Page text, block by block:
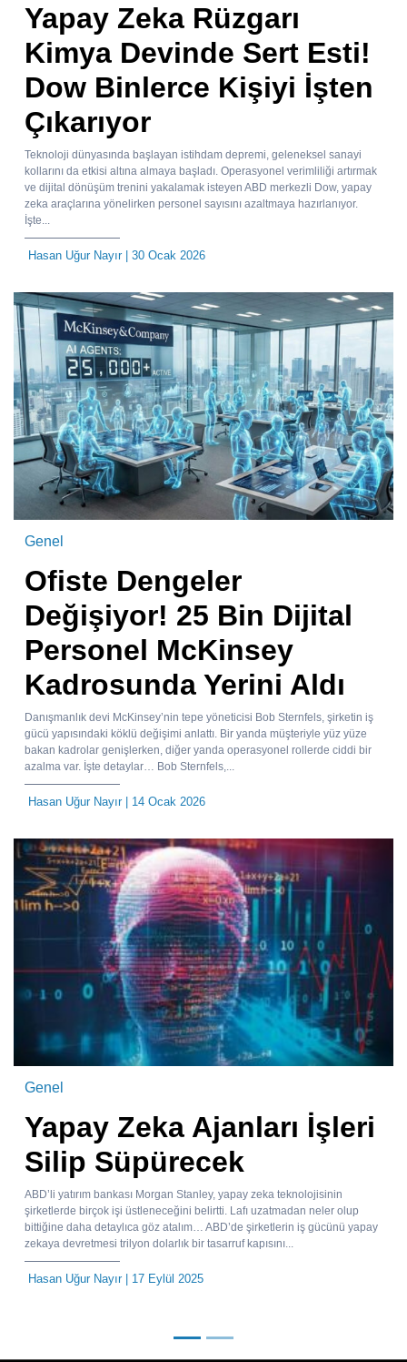
Yapay Zeka Rüzgarı
Kimya Devinde Sert Esti!
Dow Binlerce Kişiyi İşten
Çıkarıyor
Teknoloji dünyasında başlayan istihdam depremi, geleneksel sanayi
kollarını da etkisi altına almaya başladı. Operasyonel verimliliği artırmak
ve dijital dönüşüm trenini yakalamak isteyen ABD merkezli Dow, yapay
zeka araçlarına yönelirken personel sayısını azaltmaya hazırlanıyor.
İşte...
Hasan Uğur Nayır| 30 Ocak 2026
Genel
Ofiste Dengeler
Değişiyor! 25 Bin Dijital
Personel McKinsey
Kadrosunda Yerini Aldı
Danışmanlık devi McKinsey’nin tepe yöneticisi Bob Sternfels, şirketin iş
gücü yapısındaki köklü değişimi anlattı. Bir yanda müşteriyle yüz yüze
bakan kadrolar genişlerken, diğer yanda operasyonel rollerde ciddi bir
azalma var. İşte detaylar… Bob Sternfels,...
Hasan Uğur Nayır| 14 Ocak 2026
Genel
Yapay Zeka Ajanları İşleri
Silip Süpürecek
ABD’li yatırım bankası Morgan Stanley, yapay zeka teknolojisinin
şirketlerde birçok işi üstleneceğini belirtti. Lafı uzatmadan neler olup
bittiğine daha detaylıca göz atalım… ABD’de şirketlerin iş gücünü yapay
zekaya devretmesi trilyon dolarlık bir tasarruf kapısını...
Hasan Uğur Nayır| 17 Eylül 2025